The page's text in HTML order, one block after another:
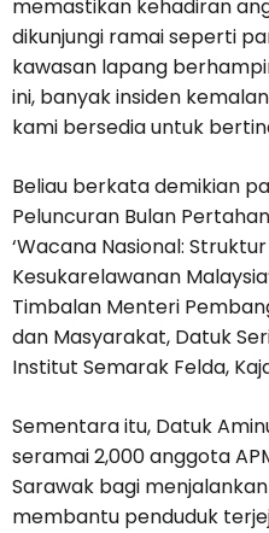
memastikan kehadiran
dikunjungi ramai seperti
kawasan lapang
ini, banyak insiden
kami bersedia untuk
Beliau berkata demikian
Peluncuran Bulan
‘Wacana Nasional:
Kesukarelawanan
Timbalan Menteri
dan Masyarakat, Datuk
Institut Semarak Felda,
Sementara itu, Datuk
seramai 2,000 anggota
Sarawak bagi
membantu penduduk